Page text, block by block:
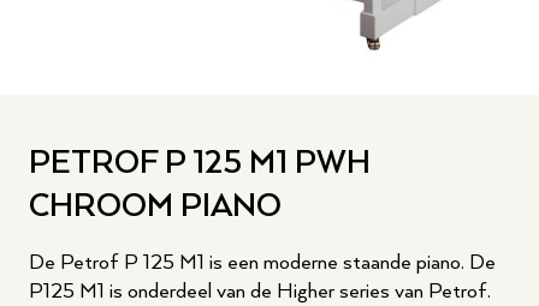
PETROF P 125 M1 PWH
CHROOM PIANO
De Petrof P 125 M1 is een moderne staande piano. De
P125 M1 is onderdeel van de Higher series van Petrof.